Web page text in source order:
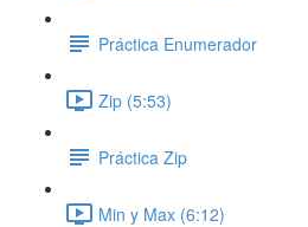
Práctica Enumerador
Zip (5:53)
Práctica Zip
Min y Max (6:12)